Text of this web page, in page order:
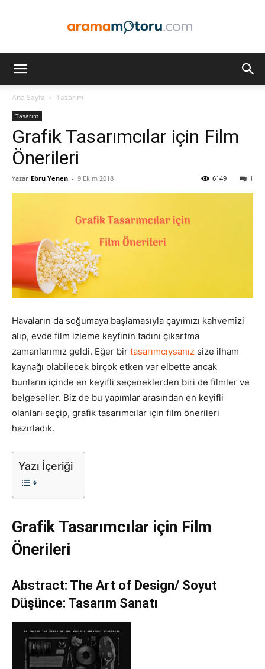
–
UI/UX
Ana Sayfa Tasarım
Tasarım
Grafik Tasarımcılar için Film
Önerileri
Yazar Ebru Yenen - 9 Ekim 2018 1
6149
Havaların da soğumaya başlamasıyla çayımızı kahvemizi
alıp, evde film izleme keyfinin tadını çıkartma
zamanlarımız geldi. Eğer bir tasarımcıysanız size ilham
kaynağı olabilecek birçok etken var elbette ancak
bunların içinde en keyifli seçeneklerden biri de filmler ve
belgeseller. Biz de bu yapımlar arasından en keyifli
olanları seçip, grafik tasarımcılar için film önerileri
hazırladık.
Yazı İçeriği
Grafik Tasarımcılar için Film
Önerileri
Abstract: The Art of Design/ Soyut
Düşünce: Tasarım Sanatı